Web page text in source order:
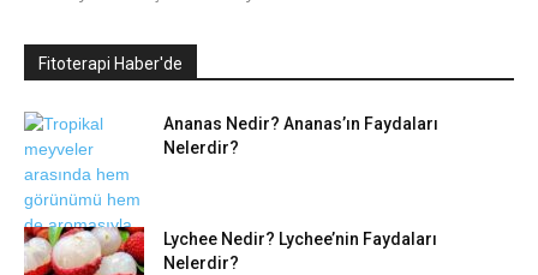
Fitoterapi Haber'de
Ananas Nedir? Ananas’ın Faydaları
Nelerdir?
Lychee Nedir? Lychee’nin Faydaları
Nelerdir?